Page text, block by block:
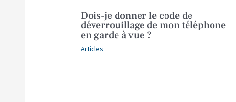
Dois-je donner le code de
déverrouillage de mon téléphone
en garde à vue ?
Articles